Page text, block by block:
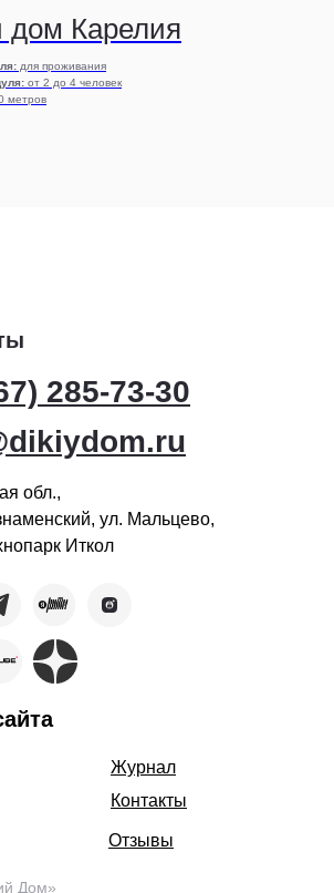
Карелия
для проживания
от 2 до 4 человек
метров
285-73-30
обл.,
ул. Мальцево,
Иткол
Журнал
Отзывы
Контакты
Дом»